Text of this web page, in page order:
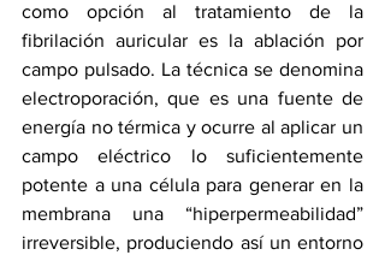
como opción al tratamiento de la
fibrilación auricular es la ablación por
campo pulsado. La técnica se denomina
electroporación, que es una fuente de
energía no térmica y ocurre al aplicar un
campo eléctrico lo suficientemente
potente a una célula para generar en la
membrana una “hiperpermeabilidad”
irreversible, produciendo así un entorno